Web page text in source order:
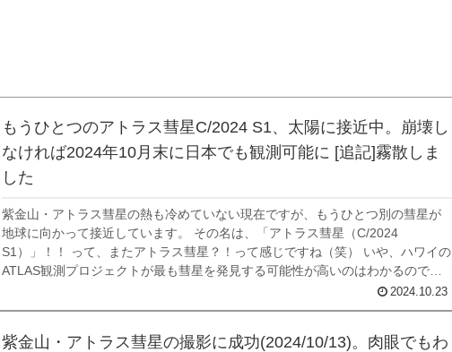
もうひとつのアトラス彗星C/2024 S1、太陽に接近中。崩壊し
なければ2024年10月末に日本でも観測可能に [追記]霧散しま
した
紫金山・アトラス彗星の熱も冷めていない現在ですが、もうひとつ別の彗星が
地球に向かって接近しています。 その名は、「アトラス彗星（C/2024
S1）」！！ って、またアトラス彗星？！って感じですね（笑） いや、ハワイの
ATLAS観測プロジェクトが最も彗星を発見する可能性が高いのはわかるのです
が、そこで発見した彗星の名前が全部「アトラス彗星」にするのはどうなんで
しょ？ 識別しにくいですよね。最近の彗...
2024.10.23
紫金山・アトラス彗星の撮影に成功(2024/10/13)。肉眼でもわ